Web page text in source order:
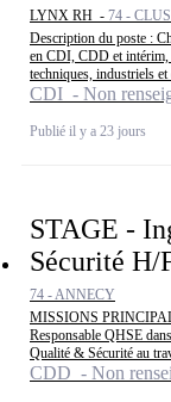
LYNX RH - 74 -
Description du poste :
en CDI, CDD et intérim,
techniques, industriels et
CDI - Non
Publié il y a 23 jours
STAGE -
Sécurité H/
74 - ANNECY
MISSIONS
Responsable QHSE
Qualité & Sécurité au
CDD - Non